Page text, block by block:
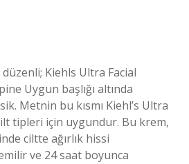
Kiehls Ultra Facial
Uygun başlığı altında
Metnin bu kısmı Kiehl’s Ultra
tipleri için uygundur. Bu krem,
ciltte ağırlık hissi
ve 24 saat boyunca